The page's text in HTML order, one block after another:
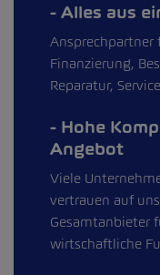
Alles aus
Ansprechpartner
Finanzierung,
Reparatur,
Hohe
Angebot
Viele
vertrauen auf
Gesamtanbieter
wirtschaftliche